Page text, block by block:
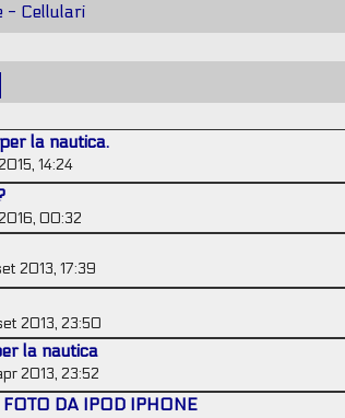
- Cellulari
la nautica.
14:24
00:32
2013, 17:39
2013, 23:50
la nautica
2013, 23:52
DA IPOD IPHONE